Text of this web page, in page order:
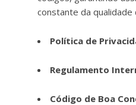
constante da
Política de
Regulamento
Código de Boa